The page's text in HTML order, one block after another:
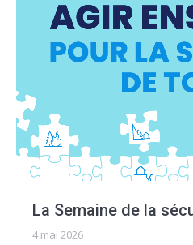
La Semaine de la
4 mai 2026